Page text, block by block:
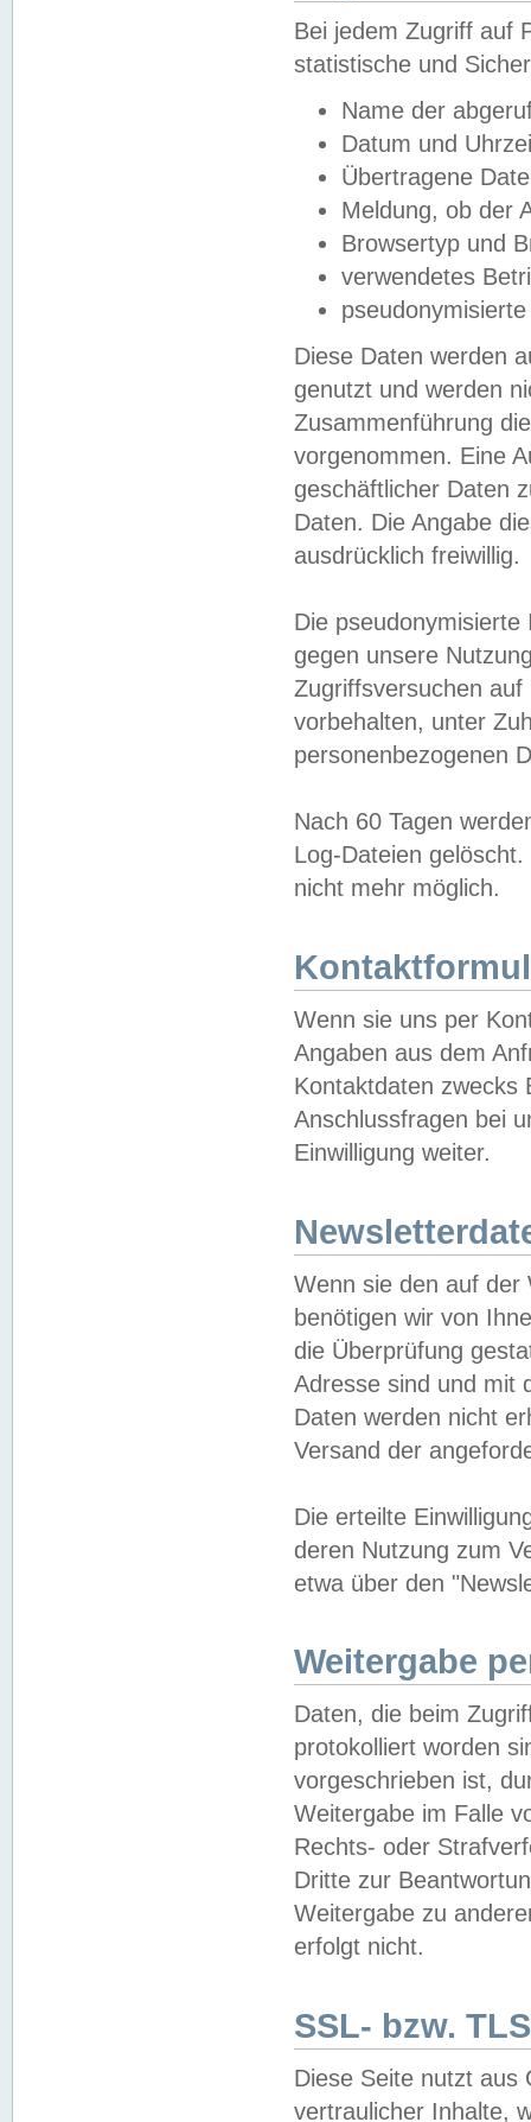
Bei jedem Zugriff auf
statistische und
Name der
Datum und
Übertragene
Meldung, ob der
Browsertyp und
verwendetes
Diese Daten werden
genutzt und werden
Zusammenführung
vorgenommen. Eine
geschäftlicher Daten
Daten. Die Angabe
ausdrücklich freiwillig.
Die
gegen unsere
Zugriffsversuchen
vorbehalten, unter
personenbezogenen
Nach 60 Tagen
Log-Dateien
nicht mehr möglich.
Wenn sie uns per
Angaben aus dem
Kontaktdaten zwecks
Anschlussfragen bei
Einwilligung weiter.
Wenn sie den auf der
benötigen wir von
die Überprüfung
Adresse sind und mit
Daten werden nicht
Versand der
Die erteilte
deren Nutzung zum
etwa über den
Weitergabe
Daten, die beim
protokolliert worden
vorgeschrieben ist,
Weitergabe im Falle
Rechts- oder
Dritte zur
Weitergabe zu
erfolgt nicht.
SSL- bzw.
Diese Seite nutzt aus
vertraulicher Inhalte,